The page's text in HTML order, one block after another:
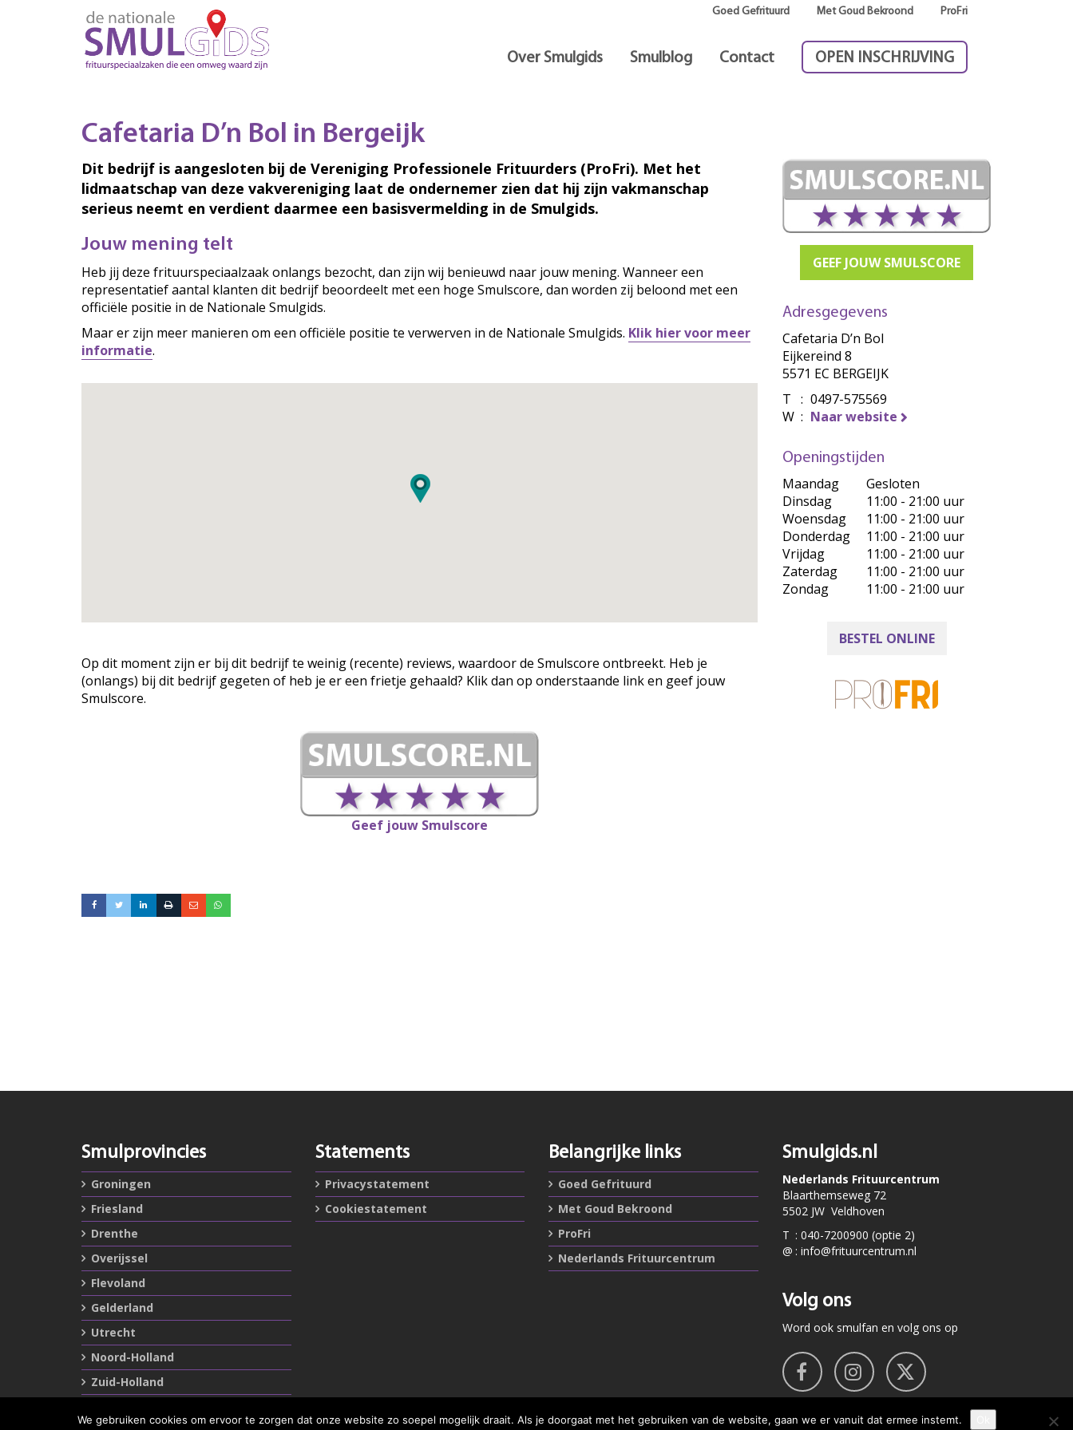
Goed Gefrituurd Met Goud Bekroond ProFri
Over Smulgids Smulblog Contact OPEN INSCHRIJVING
Cafetaria D’n Bol in Bergeijk
Dit bedrijf is aangesloten bij de Vereniging Professionele Frituurders (ProFri). Met het
lidmaatschap van deze vakvereniging laat de ondernemer zien dat hij zijn vakmanschap
serieus neemt en verdient daarmee een basisvermelding in de Smulgids.
Jouw mening telt
Heb jij deze frituurspeciaalzaak onlangs bezocht, dan zijn wij benieuwd naar jouw mening. Wanneer een
representatief aantal klanten dit bedrijf beoordeelt met een hoge Smulscore, dan worden zij beloond met een
officiële positie in de Nationale Smulgids.
Maar er zijn meer manieren om een officiële positie te verwerven in de Nationale Smulgids. Klik hier voor meer
informatie.
Op dit moment zijn er bij dit bedrijf te weinig (recente) reviews, waardoor de Smulscore ontbreekt. Heb je
(onlangs) bij dit bedrijf gegeten of heb je er een frietje gehaald? Klik dan op onderstaande link en geef jouw
Smulscore.
Geef jouw Smulscore
GEEF JOUW SMULSCORE
Adresgegevens
Cafetaria D’n Bol
Eijkereind 8
5571 EC BERGEIJK
T : 0497-575569
W : Naar website
Openingstijden
Maandag
Gesloten
Dinsdag
11:00 - 21:00 uur
Woensdag
11:00 - 21:00 uur
Donderdag
11:00 - 21:00 uur
Vrijdag
11:00 - 21:00 uur
Zaterdag
11:00 - 21:00 uur
Zondag
11:00 - 21:00 uur
BESTEL ONLINE
Smulprovincies
Groningen
Friesland
Drenthe
Overijssel
Flevoland
Gelderland
Utrecht
Noord-Holland
Zuid-Holland
Statements
Privacystatement
Cookiestatement
Belangrijke links
Goed Gefrituurd
Met Goud Bekroond
ProFri
Nederlands Frituurcentrum
Smulgids.nl
Nederlands Frituurcentrum
Blaarthemseweg 72
5502 JW Veldhoven
T : 040-7200900 (optie 2)
@ : info@frituurcentrum.nl
Volg ons
Word ook smulfan en volg ons op
We gebruiken cookies om ervoor te zorgen dat onze website zo soepel mogelijk draait. Als je doorgaat met het gebruiken van de website, gaan we er vanuit dat ermee instemt.